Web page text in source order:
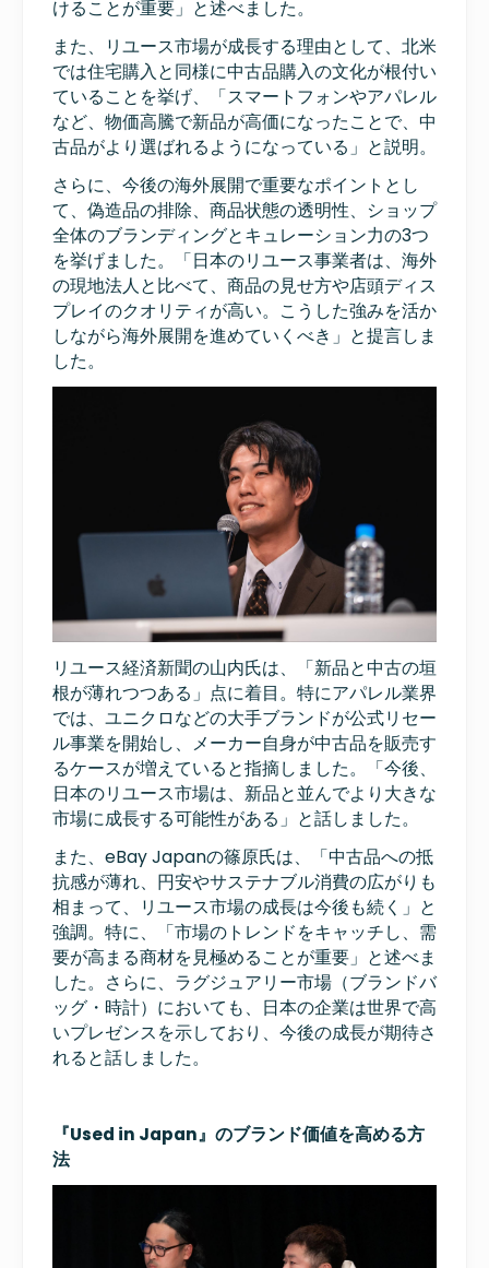
けることが重要」と述べました。
また、リユース市場が成長する理由として、北米
では住宅購入と同様に中古品購入の文化が根付い
ていることを挙げ、「スマートフォンやアパレル
など、物価高騰で新品が高価になったことで、中
古品がより選ばれるようになっている」と説明。
さらに、今後の海外展開で重要なポイントとし
て、偽造品の排除、商品状態の透明性、ショップ
全体のブランディングとキュレーション力の3つ
を挙げました。「日本のリユース事業者は、海外
の現地法人と比べて、商品の見せ方や店頭ディス
プレイのクオリティが高い。こうした強みを活か
しながら海外展開を進めていくべき」と提言しま
した。
リユース経済新聞の山内氏は、「新品と中古の垣
根が薄れつつある」点に着目。特にアパレル業界
では、ユニクロなどの大手ブランドが公式リセー
ル事業を開始し、メーカー自身が中古品を販売す
るケースが増えていると指摘しました。「今後、
日本のリユース市場は、新品と並んでより大きな
市場に成長する可能性がある」と話しました。
また、eBay Japanの篠原氏は、「中古品への抵
抗感が薄れ、円安やサステナブル消費の広がりも
相まって、リユース市場の成長は今後も続く」と
強調。特に、「市場のトレンドをキャッチし、需
要が高まる商材を見極めることが重要」と述べま
した。さらに、ラグジュアリー市場（ブランドバ
ッグ・時計）においても、日本の企業は世界で高
いプレゼンスを示しており、今後の成長が期待さ
れると話しました。
『Used in Japan』のブランド価値を高める方
法